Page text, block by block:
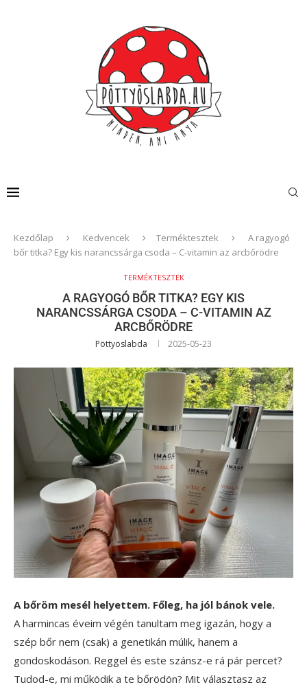
Kezdőlap Kedvencek Terméktesztek
A ragyogó
bőr titka? Egy kis narancssárga csoda – C-vitamin az arcbőrödre
TERMÉKTESZTEK
A RAGYOGÓ BŐR TITKA? EGY KIS
NARANCSSÁRGA CSODA – C-VITAMIN AZ
ARCBŐRÖDRE
Pöttyöslabda 2025-05-23
A bőröm mesél helyettem. Főleg, ha jól bánok vele.
A harmincas éveim végén tanultam meg igazán, hogy a
szép bőr nem (csak) a genetikán múlik, hanem a
gondoskodáson. Reggel és este szánsz-e rá pár percet?
Tudod-e, mi működik a te bőrödön? Mit választasz az